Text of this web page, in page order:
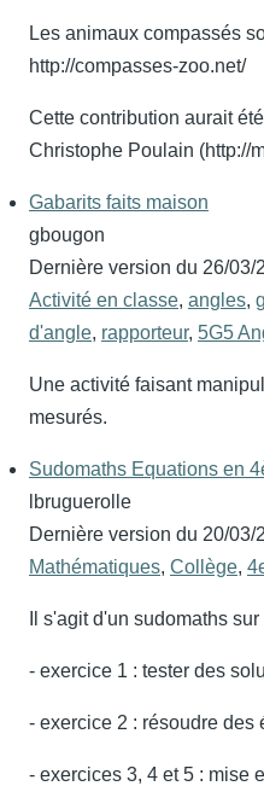
Les animaux compassés
http://compasses-zoo.net/
Cette contribution aurait
Christophe Poulain (http://
Gabarits faits maison
gbougon
Dernière version du 26/03/
Activité en classe, angles,
d'angle, rapporteur, 5G5
Une activité faisant
mesurés.
Sudomaths Equations en
lbruguerolle
Dernière version du 20/03/
Mathématiques, Collège,
Il s'agit d'un sudomaths
- exercice 1 : tester des
- exercice 2 : résoudre des
- exercices 3, 4 et 5 : mise